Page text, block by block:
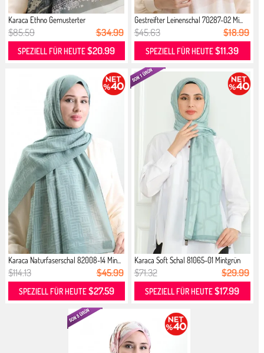
Karaca Ethno Gemusterter
Baumwollsc...
$85.59 $34.99
SPEZIELL FÜR HEUTE$20.99
Gestreifter Leinenschal 70287-02 Mi...
$45.63 $18.99
SPEZIELL FÜR HEUTE$11.39
Karaca Naturfaserschal 82008-14 Min...
$114.13 $45.99
SPEZIELL FÜR HEUTE$27.59
Karaca Soft Schal 81065-01 Mintgrün
$71.32 $29.99
SPEZIELL FÜR HEUTE$17.99